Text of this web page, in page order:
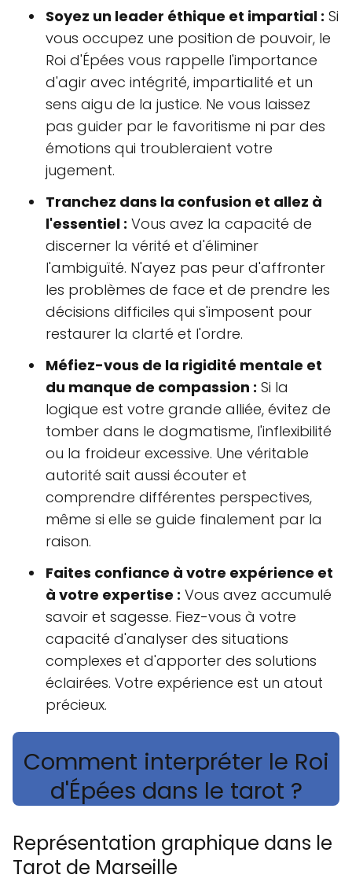
Soyez un leader éthique et impartial : Si
vous occupez une position de pouvoir, le
Roi d'Épées vous rappelle l'importance
d'agir avec intégrité, impartialité et un
sens aigu de la justice. Ne vous laissez
pas guider par le favoritisme ni par des
émotions qui troubleraient votre
jugement.
Tranchez dans la confusion et allez à
l'essentiel : Vous avez la capacité de
discerner la vérité et d'éliminer
l'ambiguïté. N'ayez pas peur d'affronter
les problèmes de face et de prendre les
décisions difficiles qui s'imposent pour
restaurer la clarté et l'ordre.
Méfiez-vous de la rigidité mentale et
du manque de compassion : Si la
logique est votre grande alliée, évitez de
tomber dans le dogmatisme, l'inflexibilité
ou la froideur excessive. Une véritable
autorité sait aussi écouter et
comprendre différentes perspectives,
même si elle se guide finalement par la
raison.
Faites confiance à votre expérience et
à votre expertise : Vous avez accumulé
savoir et sagesse. Fiez-vous à votre
capacité d'analyser des situations
complexes et d'apporter des solutions
éclairées. Votre expérience est un atout
précieux.
Comment interpréter le Roi
d'Épées dans le tarot ?
Représentation graphique dans le
Tarot de Marseille